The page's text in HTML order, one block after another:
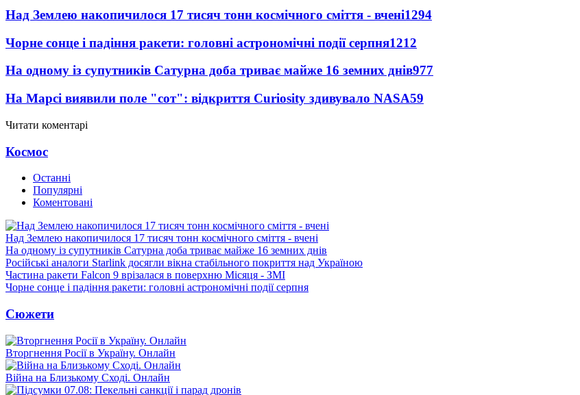
Над Землею накопичилося 17 тисяч тонн космічного сміття - вчені1294
Чорне сонце і падіння ракети: головні астрономічні події серпня1212
На одному із супутників Сатурна доба триває майже 16 земних днів977
На Марсі виявили поле "сот": відкриття Curiosity здивувало NASA59
Читати коментарі
Космос
Останні
Популярні
Коментовані
Над Землею накопичилося 17 тисяч тонн космічного сміття - вчені
На одному із супутників Сатурна доба триває майже 16 земних днів
Російські аналоги Starlink досягли вікна стабільного покриття над Україною
Частина ракети Falcon 9 врізалася в поверхню Місяця - ЗМІ
Чорне сонце і падіння ракети: головні астрономічні події серпня
Сюжети
Вторгнення Росії в Україну. Онлайн
Війна на Близькому Сході. Онлайн